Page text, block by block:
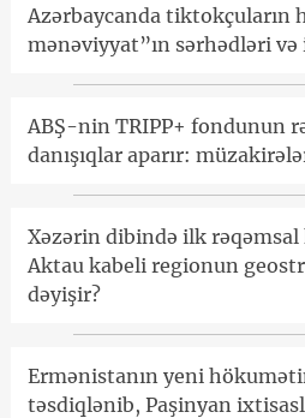
Azərbaycanda tiktokçuların
mənəviyyat”ın sərhədləri və
ABŞ-nin TRIPP+ fondunun
danışıqlar aparır:
Xəzərin dibində ilk
Aktau kabeli regionun
dəyişir?
Ermənistanın yeni
təsdiqlənib, Paşinyan